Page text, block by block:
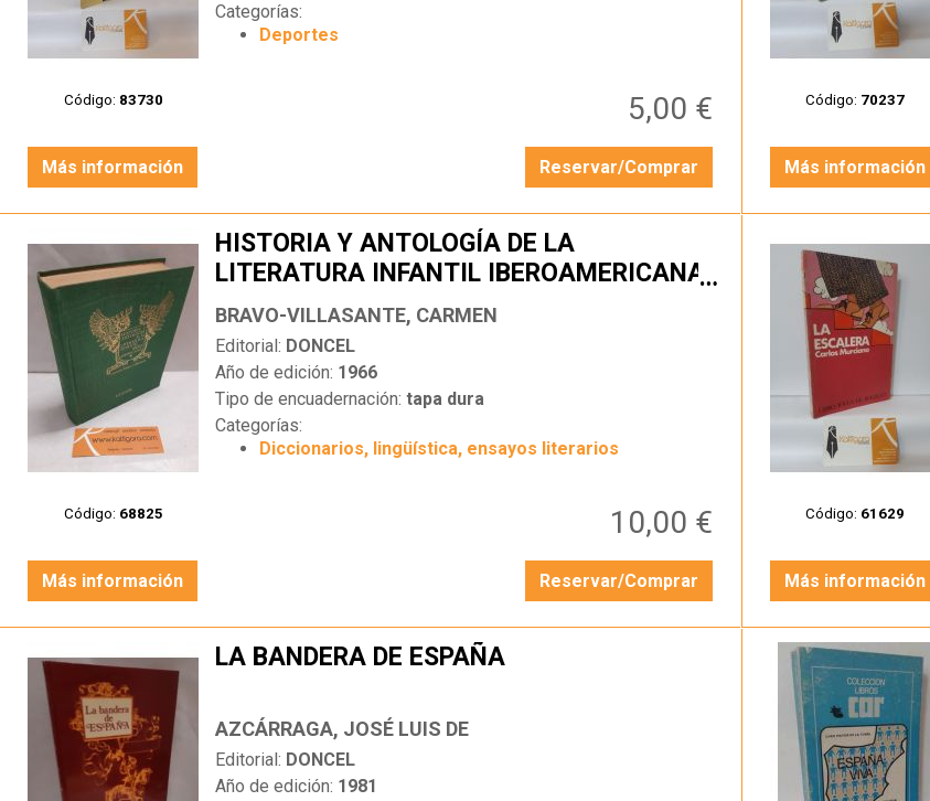
Código: 83730
Categorías:
Deportes
5,00 €
Más información Reservar/Comprar
Código: 70237
Más información
Código: 68825
HISTORIA Y ANTOLOGÍA DE LA
LITERATURA INFANTIL IBEROAMERICANA.
TOMO 1.
…
BRAVO-VILLASANTE, CARMEN
Editorial: DONCEL
Año de edición: 1966
Tipo de encuadernación:tapa dura
Categorías:
Diccionarios, lingüística, ensayos literarios
10,00 €
Más información Reservar/Comprar
Código: 61629
Más información
LA BANDERA DE ESPAÑA
AZCÁRRAGA, JOSÉ LUIS DE
Editorial: DONCEL
Año de edición: 1981